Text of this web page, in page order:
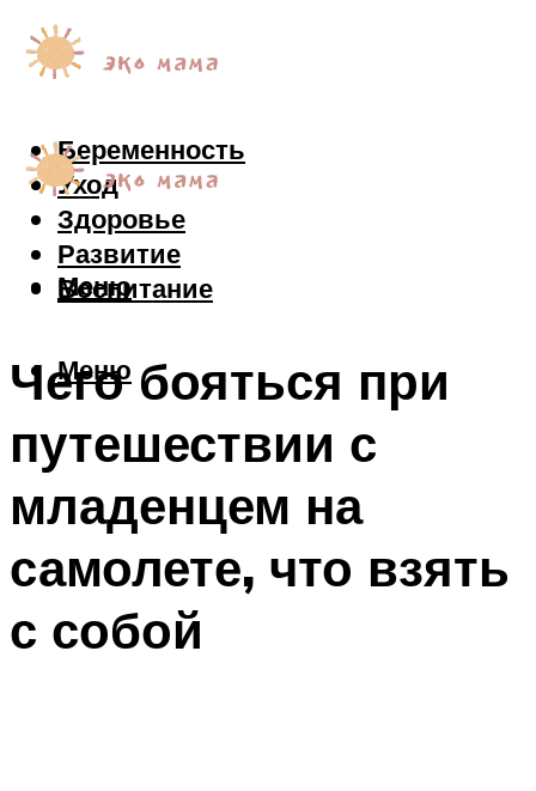
Беременность
Уход
Здоровье
Развитие
Воспитание
Меню
Меню
Чего бояться при
путешествии с
младенцем на
самолете, что взять
с собой